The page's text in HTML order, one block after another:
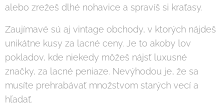
alebo zrežeš dlhé nohavice a spravíš si kraťasy.
Zaujímavé sú aj vintage obchody, v ktorých nájdeš
unikátne kusy za lacné ceny. Je to akoby lov
pokladov, kde niekedy môžeš nájsť luxusné
značky, za lacné peniaze. Nevýhodou je, že sa
musíte prehrabávať množstvom starých vecí a
hľadať.